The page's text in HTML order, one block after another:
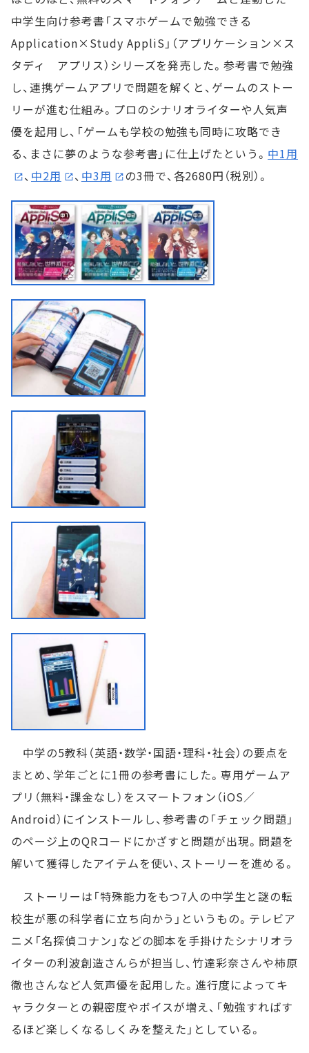
中学生向け参考書「スマホゲームで勉強できる
Application×Study AppliS」（アプリケーション×ス
タディ アプリス）シリーズを発売した。参考書で勉強
し、連携ゲームアプリで問題を解くと、ゲームのストー
リーが進む仕組み。プロのシナリオライターや人気声
優を起用し、「ゲームも学校の勉強も同時に攻略でき
る、まさに夢のような参考書」に仕上げたという。 中1用
、 中2用 、 中3用 の3冊で、各2680円（税別）。
中学の5教科（英語・数学・国語・理科・社会）の要点を
まとめ、学年ごとに1冊の参考書にした。専用ゲームア
プリ（無料・課金なし）をスマートフォン（iOS／
Android）にインストールし、参考書の「チェック問題」
のページ上のQRコードにかざすと問題が出現。問題を
解いて獲得したアイテムを使い、ストーリーを進める。
ストーリーは「特殊能力をもつ7人の中学生と謎の転
校生が悪の科学者に立ち向かう」というもの。テレビア
ニメ「名探偵コナン」などの脚本を手掛けたシナリオラ
イターの利波創造さんらが担当し、竹達彩奈さんや柿原
徹也さんなど人気声優を起用した。進行度によってキ
ャラクターとの親密度やボイスが増え、「勉強すればす
るほど楽しくなるしくみを整えた」としている。